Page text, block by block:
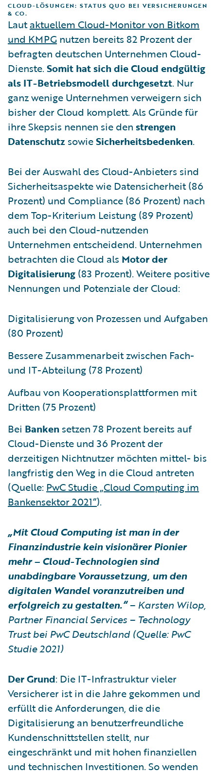
CLOUD-LÖSUNGEN: STATUS QUO BEI VERSICHERUNGEN
& CO.
Lautaktuellem Cloud-Monitor von Bitkom
und KMPG nutzen bereits 82 Prozent der
befragten deutschen Unternehmen Cloud-
Dienste. Somit hat sich die Cloud endgültig
als IT-Betriebsmodell durchgesetzt. Nur
ganz wenige Unternehmen verweigern sich
bisher der Cloud komplett. Als Gründe für
ihre Skepsis nennen sie den strengen
Datenschutz sowieSicherheitsbedenken.
Bei der Auswahl des Cloud-Anbieters sind
Sicherheitsaspekte wie Datensicherheit (86
Prozent) und Compliance (86 Prozent) nach
dem Top-Kriterium Leistung (89 Prozent)
auch bei den Cloud-nutzenden
Unternehmen entscheidend. Unternehmen
betrachten die Cloud als Motor der
Digitalisierung (83 Prozent). Weitere positive
Nennungen und Potenziale der Cloud:
Digitalisierung von Prozessen und Aufgaben
(80 Prozent)
Bessere Zusammenarbeit zwischen Fach-
und IT-Abteilung (78 Prozent)
Aufbau von Kooperationsplattformen mit
Dritten (75 Prozent)
Bei Banken setzen 78 Prozent bereits auf
Cloud-Dienste und 36 Prozent der
derzeitigen Nichtnutzer möchten mittel- bis
langfristig den Weg in die Cloud antreten
(Quelle: PwC Studie „Cloud Computing im
Bankensektor 2021“).
„Mit Cloud Computing ist man in der
Finanzindustrie kein visionärer Pionier
mehr – Cloud-Technologien sind
unabdingbare Voraussetzung, um den
digitalen Wandel voranzutreiben und
erfolgreich zu gestalten.“– Karsten Wilop,
Partner Financial Services – Technology
Trust bei PwC Deutschland (Quelle: PwC
Studie 2021)
Der Grund: Die IT-Infrastruktur vieler
Versicherer ist in die Jahre gekommen und
erfüllt die Anforderungen, die die
Digitalisierung an benutzerfreundliche
Kundenschnittstellen stellt, nur
eingeschränkt und mit hohen finanziellen
und technischen Investitionen. So wenden